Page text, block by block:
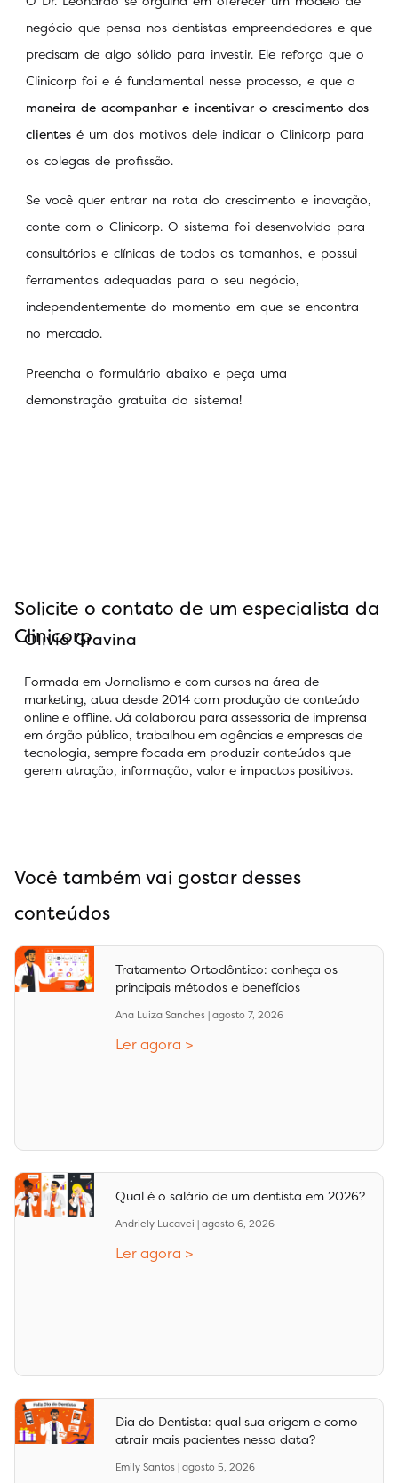
negócio que pensa nos dentistas empreendedores e que
precisam de algo sólido para investir. Ele reforça que o
Clinicorp foi e é fundamental nesse processo, e que a
maneira de acompanhar e incentivar o crescimento dos
clientes é um dos motivos dele indicar o Clinicorp para
os colegas de profissão.
Se você quer entrar na rota do crescimento e inovação,
conte com o Clinicorp. O sistema foi desenvolvido para
consultórios e clínicas de todos os tamanhos, e possui
ferramentas adequadas para o seu negócio,
independentemente do momento em que se encontra
no mercado.
Preencha o formulário abaixo e peça uma
demonstração gratuita do sistema!
Solicite o contato de um especialista da
Clinicorp
Olivia Gravina
Formada em Jornalismo e com cursos na área de
marketing, atua desde 2014 com produção de conteúdo
online e offline. Já colaborou para assessoria de imprensa
em órgão público, trabalhou em agências e empresas de
tecnologia, sempre focada em produzir conteúdos que
gerem atração, informação, valor e impactos positivos.
Você também vai gostar desses
conteúdos
Tratamento Ortodôntico: conheça os
principais métodos e benefícios
Ana Luiza Sanches agosto 7, 2026
Ler agora >
Qual é o salário de um dentista em 2026?
Andriely Lucavei agosto 6, 2026
Ler agora >
Dia do Dentista: qual sua origem e como
atrair mais pacientes nessa data?
Emily Santos agosto 5, 2026